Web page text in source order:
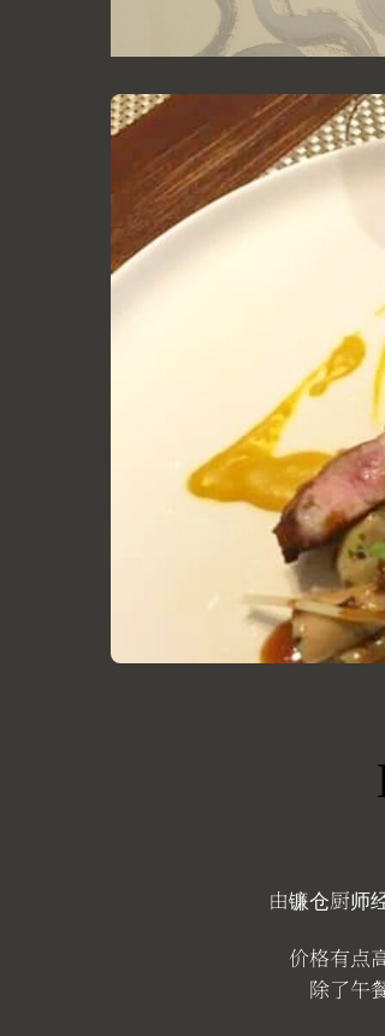
由镰仓厨师
价格有点
除了午